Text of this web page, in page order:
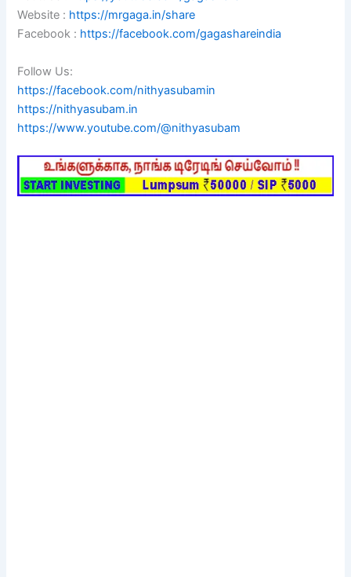
Website : https://mrgaga.in/share
Facebook : https://facebook.com/gagashareindia
Follow Us:
https://facebook.com/nithyasubamin
https://nithyasubam.in
https://www.youtube.com/@nithyasubam